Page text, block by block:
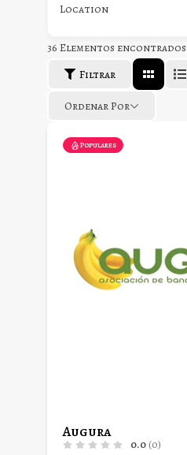
Location
36 Elementos encontrados
Filtrar
Ordenar Por
Populares
Augura
0.0(0)